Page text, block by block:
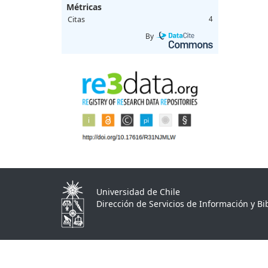
Métricas
Citas 4
By
Universidad de Chile
Dirección de Servicios de Información y